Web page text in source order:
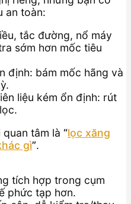
an toàn:
tắc đường, nổ máy
sớm hơn mốc tiêu
định: bám mốc hãng và
liệu kém ổn định: rút
tâm là “lọc xăng
gì”.
tích hợp trong cụm
phức tạp hơn.